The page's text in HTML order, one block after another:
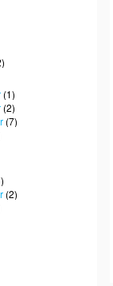
(1)
(2)
(7)
(2)